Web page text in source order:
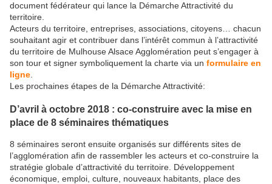
document fédérateur qui lance la Démarche Attractivité du
territoire.
Acteurs du territoire, entreprises, associations, citoyens… chacun
souhaitant agir et contribuer dans l’intérêt commun à l’attractivité
du territoire de Mulhouse Alsace Agglomération peut s’engager à
son tour et signer symboliquement la charte via un formulaire en
ligne
Les prochaines étapes de la Démarche Attractivité:
D’avril à octobre 2018 : co-construire avec la mise en
place de 8 séminaires thématiques
8 séminaires seront ensuite organisés sur différents sites de
l’agglomération afin de rassembler les acteurs et co-construire la
stratégie globale d’attractivité du territoire. Développement
économique, emploi, culture, nouveaux habitants, place des